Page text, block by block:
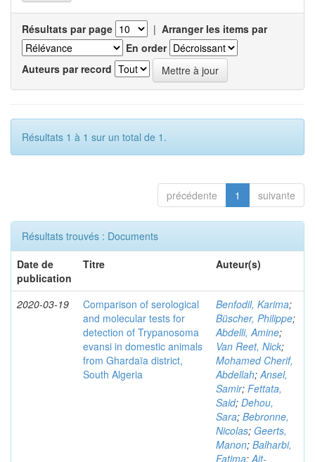
Résultats par page | Arranger les items par
En order
Auteurs par record
Résultats 1 à 1 sur un total de 1.
précédente 1 suivante
Résultats trouvés : Documents
Date de
publication
Titre Auteur(s)
2020-03-19
Comparison of serological
and molecular tests for
detection of Trypanosoma
evansi in domestic animals
from Ghardaïa district,
South Algeria
Benfodil, Karima;
Büscher, Philippe;
Abdelli, Amine;
Van Reet, Nick;
Mohamed Cherif,
Abdellah;Ansel,
Samir; Fettata,
Said; Dehou,
Sara; Bebronne,
Nicolas; Geerts,
Manon; Balharbi,
Fatima;Ait-